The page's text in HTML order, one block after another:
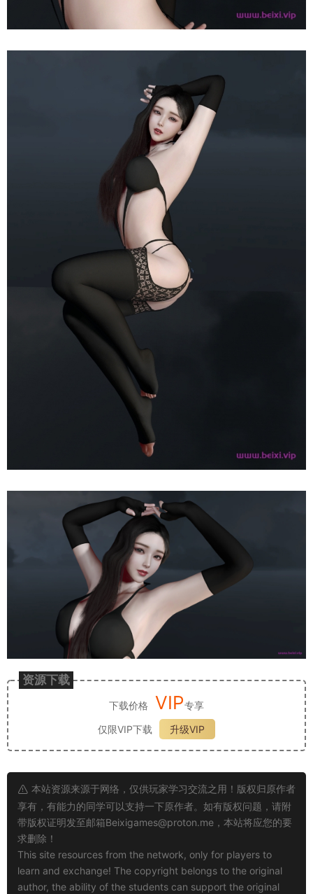
资源下载
下载价格 VIP专享
仅限VIP下载
升级VIP
本站资源来源于网络，仅供玩家学习交流之用！版权归原作者
享有，有能力的同学可以支持一下原作者。如有版权问题，请附
带版权证明发至邮箱Beixigames@proton.me ，本站将应您的要
求删除！
This site resources from the network, only for players to
learn and exchange! The copyright belongs to the original
author, the ability of the students can support the original